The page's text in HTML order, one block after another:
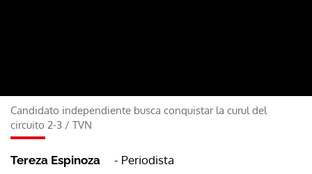
Candidato independiente busca conquistar la curul del
circuito 2-3 / TVN
Tereza Espinoza - Periodista